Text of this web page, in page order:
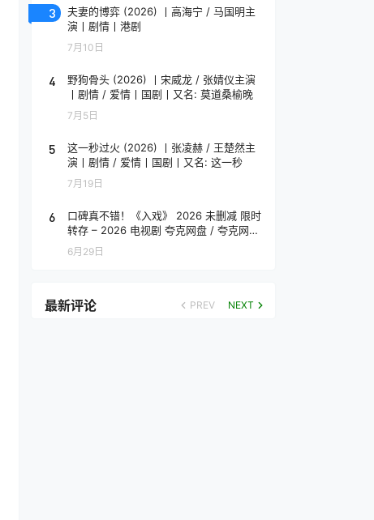
3
夫妻的博弈 (2026) 丨高海宁 / 马国明主
演丨剧情丨港剧
7月10日
4
野狗骨头 (2026) 丨宋威龙 / 张婧仪主演
丨剧情 / 爱情丨国剧丨又名: 莫道桑榆晚
7月5日
5
这一秒过火 (2026) 丨张凌赫 / 王楚然主
演丨剧情 / 爱情丨国剧丨又名: 这一秒
7月19日
6
口碑真不错！《入戏》 2026 未删减 限时
转存 – 2026 电视剧 夸克网盘 / 夸克网盘
高清转存
6月29日
最新评论 PREV NEXT